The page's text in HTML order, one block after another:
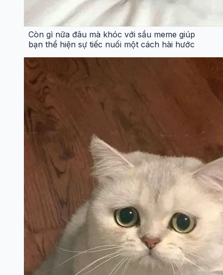
Còn gì nữa đâu mà khóc với sầu meme giúp
bạn thể hiện sự tiếc nuối một cách hài hước